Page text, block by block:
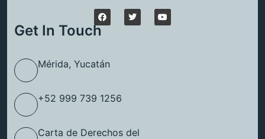
Get In Touch
Mérida, Yucatán
+52 999 739 1256
Carta de Derechos del